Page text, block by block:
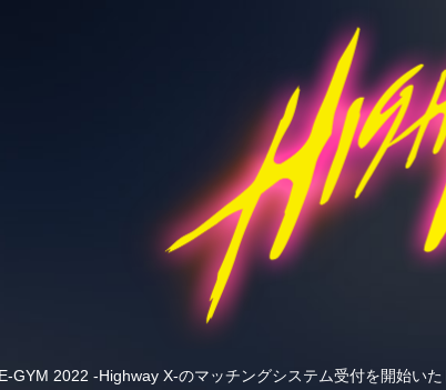
GYM 2022 -Highway X-のマッチングシステム受付を開始いた